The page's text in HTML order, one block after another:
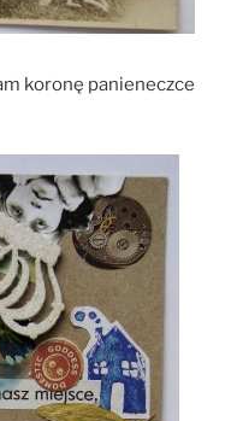
koronę panieneczce